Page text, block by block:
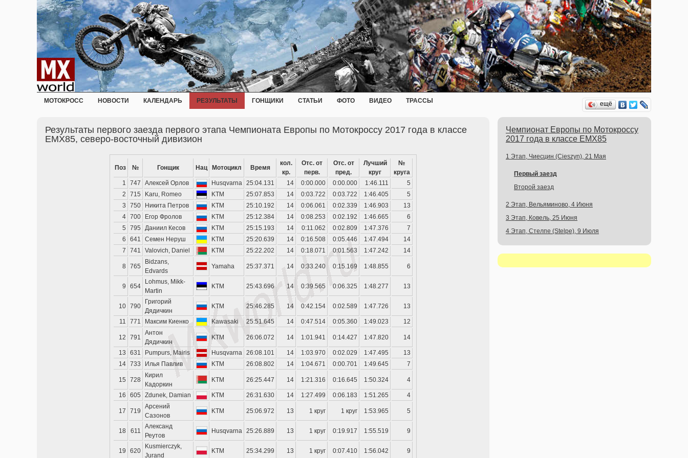
МОТОКРОСС НОВОСТИ КАЛЕНДАРЬ РЕЗУЛЬТАТЫ ГОНЩИКИ СТАТЬИ ФОТО ВИДЕО ТРАССЫ ещё
Результаты первого заезда первого этапа Чемпионата Европы по Мотокроссу 2017 года в классе
EMX85, северо-восточный дивизион
Поз № Гонщик Нац Мотоцикл Время
кол.
кр.
Отс. от
перв.
Отс. от
пред.
Лучший
круг
№
круга
1
747 Алексей Орлов Husqvarna 25:04.131 14 0:00.000 0:00.000 1:46.111
5
2
715 Karu, Romeo KTM 25:07.853 14 0:03.722 0:03.722 1:46.405
5
3
750 Никита Петров KTM 25:10.192 14 0:06.061 0:02.339 1:46.903
13
4 700 Егор Фролов KTM 25:12.384 14 0:08.253 0:02.192 1:46.665
6
5
795 Даниил Кесов KTM 25:15.193 14 0:11.062 0:02.809 1:47.376
7
6
641 Семен Неруш KTM 25:20.639 14 0:16.508 0:05.446 1:47.494
14
7
741 Valovich, Daniel KTM 25:22.202 14 0:18.071 0:01.563 1:47.242 14
8 765
Bidzans,
Edvards
Yamaha 25:37.371 14 0:33.240 0:15.169 1:48.855 6
9 654
Lohmus, Mikk-
Martin
KTM 25:43.696 14 0:39.565 0:06.325 1:48.277 13
10 790
Григорий
Дядичкин
KTM 25:46.285 14 0:42.154 0:02.589 1:47.726 13
11 771 Максим Киенко Kawasaki 25:51.645 14 0:47.514 0:05.360 1:49.023 12
12 791
Антон
Дядичкин
KTM 26:06.072 14 1:01.941 0:14.427 1:47.820 14
13 631 Pumpurs, Mairis Husqvarna 26:08.101 14 1:03.970 0:02.029 1:47.495
13
14 733 Илья Павлив KTM 26:08.802 14 1:04.671 0:00.701 1:49.645 7
15 728
Кирил
Кадоркин
KTM 26:25.447 14 1:21.316 0:16.645 1:50.324 4
16 605 Zdunek, Damian KTM 26:31.630 14 1:27.499 0:06.183 1:51.265 4
17 719
Арсений
Сазонов
KTM 25:06.972 13 1 круг 1 круг 1:53.965 5
18 611
Александ
Реутов
Husqvarna 25:26.889 13 1 круг 0:19.917 1:55.519 9
19 620
Kusmierczyk,
Jurand
KTM 25:34.299 13 1 круг 0:07.410 1:56.042 9
Чемпионат Европы по Мотокроссу
2017 года в классе EMX85
1 Этап, Чиесцин (Cieszyn), 21 Мая
Первый заезд
Второй заезд
2 Этап, Вельяминово, 4 Июня
3 Этап, Ковель, 25 Июня
4 Этап, Стелпе (Stelpe), 9 Июля